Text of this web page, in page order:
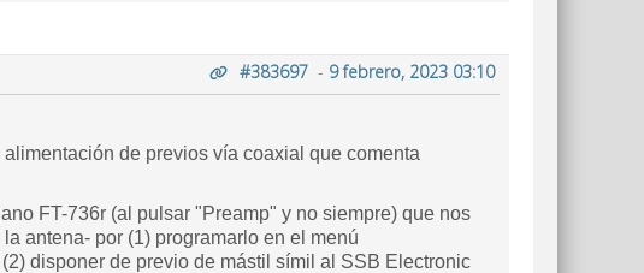
#383697 - 9 febrero, 2023 03:10
de previos vía coaxial que comenta
FT-736r (al pulsar "Preamp" y no siempre) que nos
antena- por (1) programarlo en el menú
disponer de previo de mástil símil al SSB Electronic